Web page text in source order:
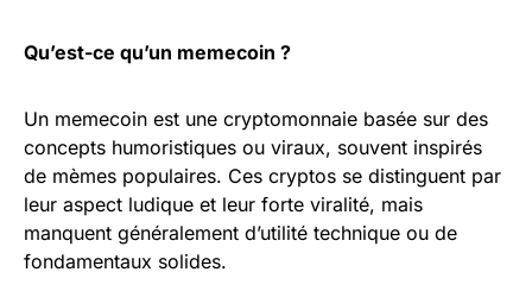
Qu’est-ce qu’un memecoin ?
Un memecoin est une cryptomonnaie basée sur des
concepts humoristiques ou viraux, souvent inspirés
de mèmes populaires. Ces cryptos se distinguent par
leur aspect ludique et leur forte viralité, mais
manquent généralement d’utilité technique ou de
fondamentaux solides.